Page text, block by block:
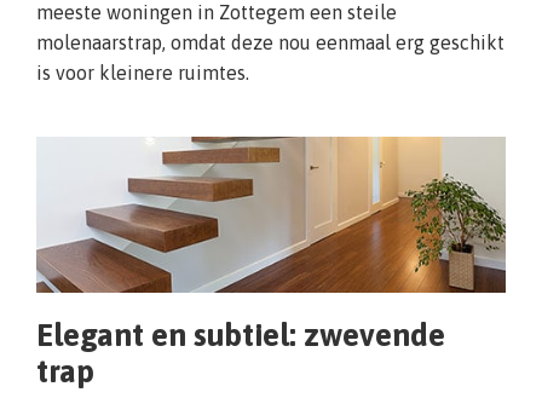
meeste woningen in Zottegem een steile
molenaarstrap, omdat deze nou eenmaal erg geschikt
is voor kleinere ruimtes.
Elegant en subtiel: zwevende
trap